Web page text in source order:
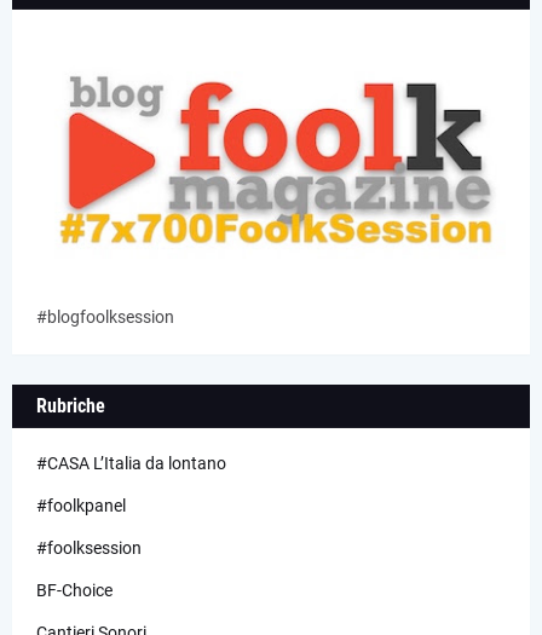
#blogfoolksession
Rubriche
#CASA L’Italia da lontano
#foolkpanel
#foolksession
BF-Choice